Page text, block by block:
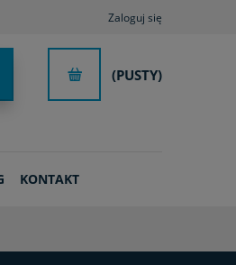
Zaloguj się
(PUSTY)
KONTAKT